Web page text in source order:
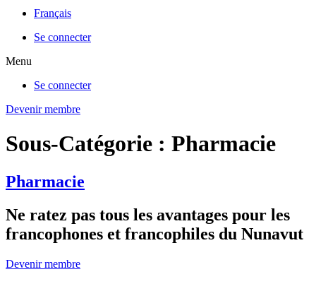
Français
Se connecter
Menu
Se connecter
Devenir membre
Sous-Catégorie : Pharmacie
Pharmacie
Ne ratez pas tous les avantages pour les
francophones et francophiles du Nunavut
Devenir membre